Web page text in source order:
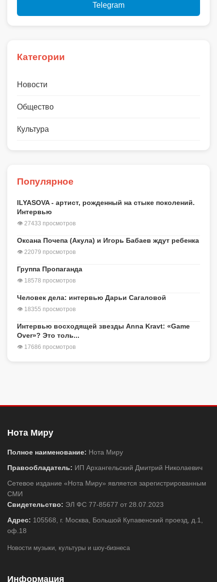
Telegram
Категории
Новости
Общество
Культура
Популярное
ILYASOVA - артист, рожденный на стыке поколений.
Интервью
👁 27433 просмотров
Оксана Почепа (Акула) и Игорь Бабаев ждут ребенка
👁 22079 просмотров
Группа Пропаганда
👁 18578 просмотров
Человек дела: интервью Дарьи Сагаловой
👁 18355 просмотров
Интервью восходящей звезды Anna Kravt: «Game
Over»? Это толь...
👁 17686 просмотров
Нота Миру
Полное наименование: Нота Миру
Правообладатель: ИП Архангельский Дмитрий Николаевич
Сетевое издание «Нота Миру» является зарегистрированным
СМИ
Свидетельство: ЭЛ ФС 77-85677 от 28.07.2023
Адрес: 105568, г. Москва, Большой Купавенский проезд, д.1,
оф.18
Новости музыки, культуры и шоу-бизнеса
Информация